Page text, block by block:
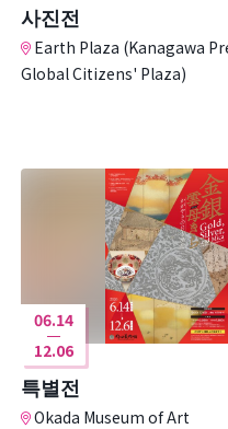
사진전
Earth Plaza (Kanagawa
Global Citizens' Plaza)
06.14
12.06
특별전
Okada Museum of Art